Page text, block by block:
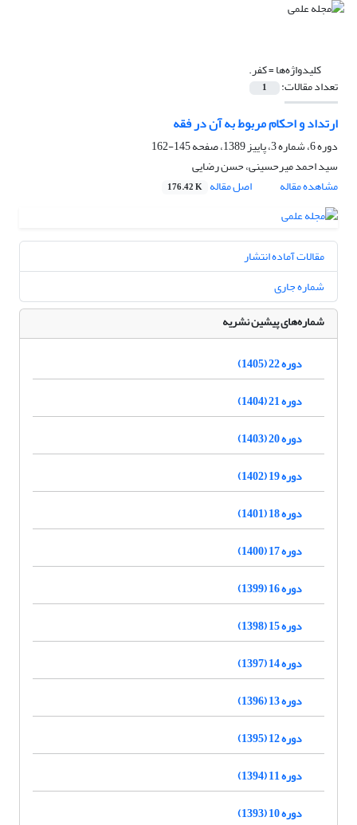
کلیدواژه‌ها =کفر.
تعداد مقالات: 1
ارتداد و احکام مربوط به آن در فقه
دوره 6، شماره 3، پاییز 1389، صفحه
145-162
سید احمد میرحسینی، حسن رضایی
مشاهده مقاله
اصل مقاله 176.42 K
مقالات آماده انتشار
شماره جاری
شماره‌های پیشین نشریه
دوره 22 (1405)
دوره 21 (1404)
دوره 20 (1403)
دوره 19 (1402)
دوره 18 (1401)
دوره 17 (1400)
دوره 16 (1399)
دوره 15 (1398)
دوره 14 (1397)
دوره 13 (1396)
دوره 12 (1395)
دوره 11 (1394)
دوره 10 (1393)